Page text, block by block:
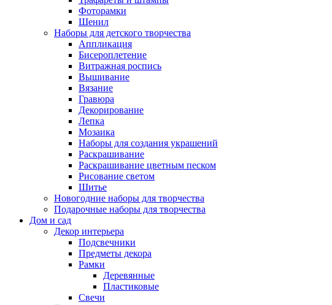
Фоторамки
Шенил
Наборы для детского творчества
Аппликация
Бисероплетение
Витражная роспись
Вышивание
Вязание
Гравюра
Декорирование
Лепка
Мозаика
Наборы для создания украшений
Раскрашивание
Раскрашивание цветным песком
Рисование светом
Шитье
Новогодние наборы для творчества
Подарочные наборы для творчества
Дом и сад
Декор интерьера
Подсвечники
Предметы декора
Рамки
Деревянные
Пластиковые
Свечи